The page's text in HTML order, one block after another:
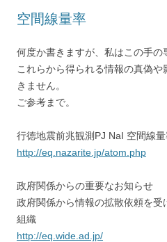
空間線量率
何度か書きますが、私はこの手の
これらから得られる情報の真偽
きません。
ご参考まで。
行徳地震前兆観測PJ NaI 空間線
http://eq.nazarite.jp/atom.php
政府関係からの重要なお知らせ
政府関係から情報の拡散依頼を受
組織
http://eq.wide.ad.jp/